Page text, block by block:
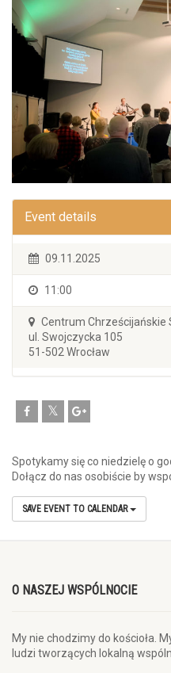
Event details
09.11.2025
11:00
Centrum Chrześcijańskie
ul. Swojczycka 105
51-502 Wrocław
Spotykamy się co niedzielę o
Dołącz do nas osobiście by
SAVE EVENT TO CALENDAR
O NASZEJ WSPÓLNOCIE
My nie chodzimy do kościoła.
ludzi tworzących lokalną